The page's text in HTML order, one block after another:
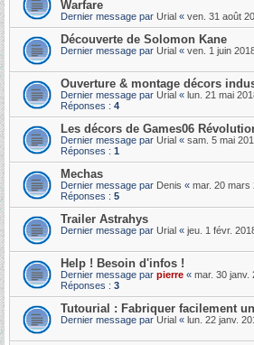
Warfare
Dernier message par Urial « ven. 31 août
Découverte de Solomon Kane
Dernier message par Urial « ven. 1 juin
Ouverture & montage décors
Dernier message par Urial « lun. 21 mai
Réponses : 4
Les décors de Games06
Dernier message par Urial « sam. 5 mai
Réponses : 1
Mechas
Dernier message par Denis « mar. 20 mars
Réponses : 5
Trailer Astrahys
Dernier message par Urial « jeu. 1 févr.
Help ! Besoin d'infos !
Dernier message par pierre « mar. 30 janv.
Réponses : 3
Tutourial : Fabriquer facilement
Dernier message par Urial « lun. 22 janv.